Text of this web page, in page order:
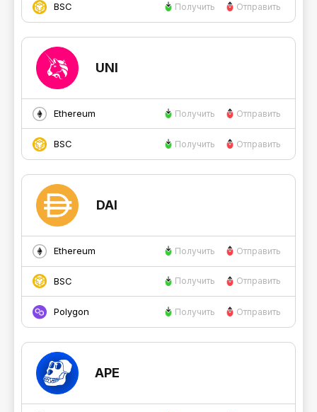
BSC Получить Отправить
UNI
Ethereum Получить Отправить
BSC Получить Отправить
DAI
Ethereum Получить Отправить
BSC Получить Отправить
Polygon Получить Отправить
APE